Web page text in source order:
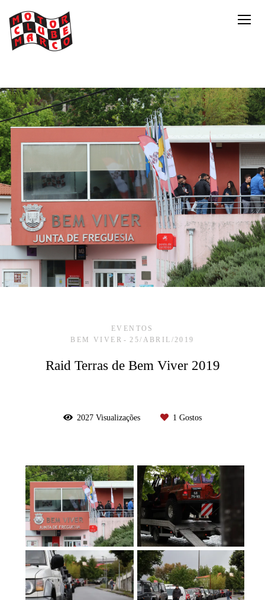
EVENTOS
BEM VIVER
25/ABRIL/2019
Raid Terras de Bem Viver 2019
2027 Visualizações 1 Gostos